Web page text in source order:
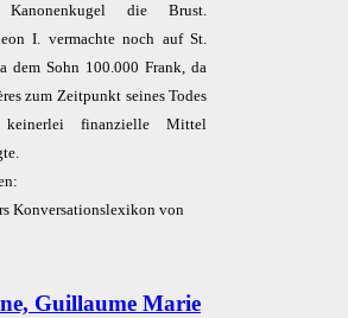
die Brust.
I. vermachte noch auf St.
dem Sohn 100.000 Frank, da
zum Zeitpunkt seines Todes
keinerlei finanzielle Mittel
Konversationslexikon von
Guillaume Marie